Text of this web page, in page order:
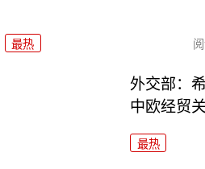
最热
外交部：
中欧经贸
最热